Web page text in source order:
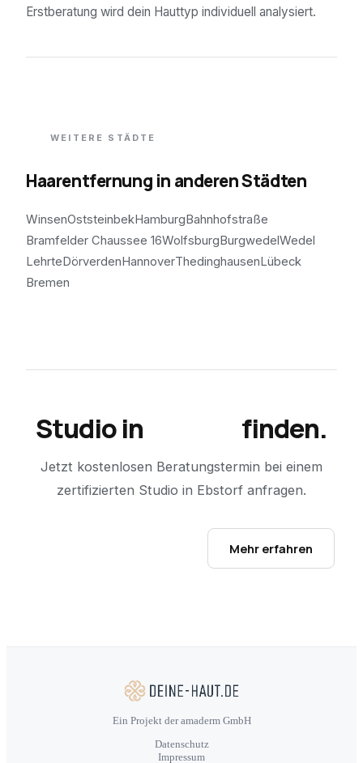
Erstberatung wird dein Hauttyp individuell analysiert.
WEITERE STÄDTE
Haarentfernung in anderen Städten
WinsenOststeinbekHamburgBahnhofstraße
Bramfelder Chaussee 16WolfsburgBurgwedelWedel
LehrteDörverdenHannoverThedinghausenLübeck
Bremen
Studio in finden.
Jetzt kostenlosen Beratungstermin bei einem
zertifizierten Studio in Ebstorf anfragen.
Mehr erfahren
Ein Projekt der amaderm GmbH
Datenschutz
Impressum